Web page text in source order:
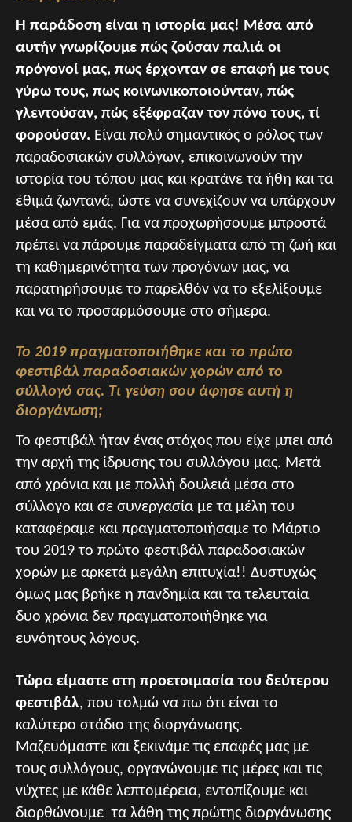
Η παράδοση είναι η ιστορία μας! Μέσα από
αυτήν γνωρίζουμε πώς ζούσαν παλιά οι
πρόγονοί μας, πως έρχονταν σε επαφή με τους
γύρω τους, πως κοινωνικοποιούνταν, πώς
γλεντούσαν, πώς εξέφραζαν τον πόνο τους, τί
φορούσαν. Είναι πολύ σημαντικός ο ρόλος των
παραδοσιακών συλλόγων, επικοινωνούν την
ιστορία του τόπου μας και κρατάνε τα ήθη και τα
έθιμά ζωντανά, ώστε να συνεχίζουν να υπάρχουν
μέσα από εμάς. Για να προχωρήσουμε μπροστά
πρέπει να πάρουμε παραδείγματα από τη ζωή και
τη καθημερινότητα των προγόνων μας, να
παρατηρήσουμε το παρελθόν να το εξελίξουμε
και να το προσαρμόσουμε στο σήμερα.
Το 2019 πραγματοποιήθηκε και το πρώτο
φεστιβάλ παραδοσιακών χορών από το
σύλλογό σας. Τι γεύση σου άφησε αυτή η
διοργάνωση;
Το φεστιβάλ ήταν ένας στόχος που είχε μπει από
την αρχή της ίδρυσης του συλλόγου μας. Μετά
από χρόνια και με πολλή δουλειά μέσα στο
σύλλογο και σε συνεργασία με τα μέλη του
καταφέραμε και πραγματοποιήσαμε το Μάρτιο
του 2019 το πρώτο φεστιβάλ παραδοσιακών
χορών με αρκετά μεγάλη επιτυχία!! Δυστυχώς
όμως μας βρήκε η πανδημία και τα τελευταία
δυο χρόνια δεν πραγματοποιήθηκε για
ευνόητους λόγους.
Τώρα είμαστε στη προετοιμασία του δεύτερου
φεστιβάλ, που τολμώ να πω ότι είναι το
καλύτερο στάδιο της διοργάνωσης.
Μαζευόμαστε και ξεκινάμε τις επαφές μας με
τους συλλόγους, οργανώνουμε τις μέρες και τις
νύχτες με κάθε λεπτομέρεια, εντοπίζουμε και
διορθώνουμε τα λάθη της πρώτης διοργάνωσης